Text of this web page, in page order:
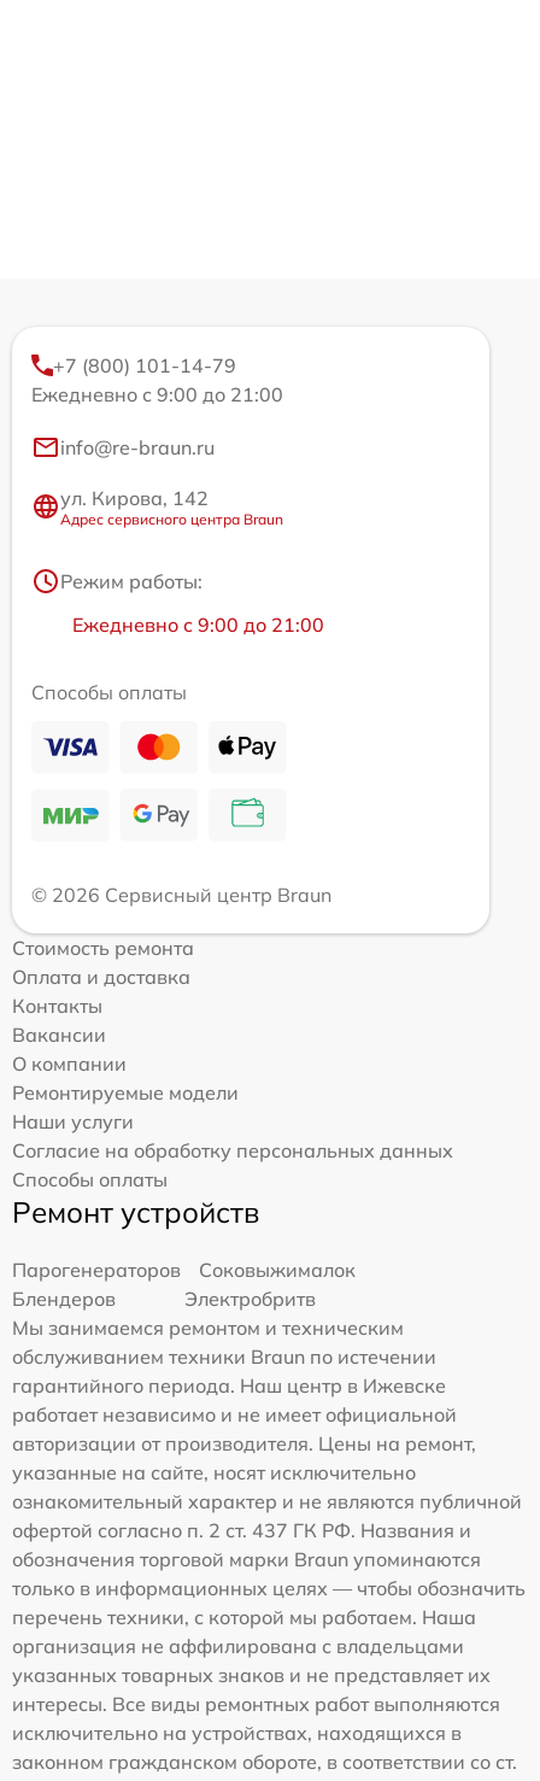
+7 (800) 101-14-79
Ежедневно с 9:00 до 21:00
info@re-braun.ru
ул. Кирова, 142
Адрес сервисного центра Braun
Режим работы:
Ежедневно с 9:00 до 21:00
Способы оплаты
© 2026 Сервисный центр Braun
Стоимость ремонта
Оплата и доставка
Контакты
Вакансии
О компании
Ремонтируемые модели
Наши услуги
Согласие на обработку персональных данных
Способы оплаты
Ремонт устройств
Парогенераторов
Соковыжималок
Блендеров
Электробритв
Мы занимаемся ремонтом и техническим
обслуживанием техники Braun по истечении
гарантийного периода. Наш центр в Ижевске
работает независимо и не имеет официальной
авторизации от производителя. Цены на ремонт,
указанные на сайте, носят исключительно
ознакомительный характер и не являются публичной
офертой согласно п. 2 ст. 437 ГК РФ. Названия и
обозначения торговой марки Braun упоминаются
только в информационных целях — чтобы обозначить
перечень техники, с которой мы работаем. Наша
организация не аффилирована с владельцами
указанных товарных знаков и не представляет их
интересы. Все виды ремонтных работ выполняются
исключительно на устройствах, находящихся в
законном гражданском обороте, в соответствии со ст.